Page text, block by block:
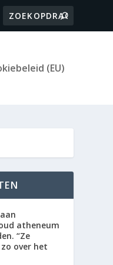
(EU)
atheneum
“Ze
over het